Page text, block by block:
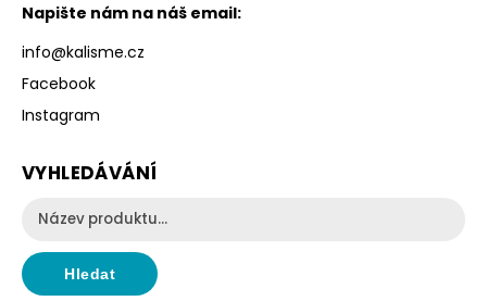
Napište nám na náš email:
info@kalisme.cz
Facebook
Instagram
VYHLEDÁVÁNÍ
Hledat